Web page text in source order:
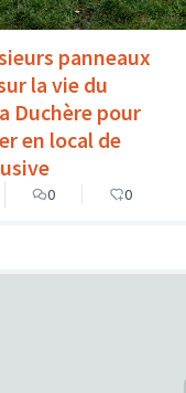
panneaux
la vie du
Duchère pour
en local de
0 0